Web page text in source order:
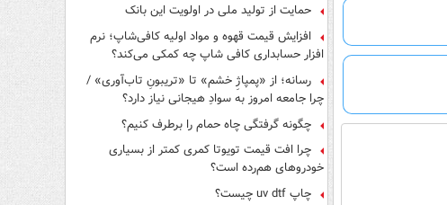
حمایت از تولید ملی در اولویت این بانک
افزایش قیمت قهوه و مواد اولیه کافی‌شاپ؛ نرم
افزار حسابداری کافی شاپ چه کمکی می‌کند؟
رسانه؛ از «پمپاژِ خشم» تا «تریبونِ تاب‌آوری» /
چرا جامعه امروز به سوادِ هیجانی نیاز دارد؟
چگونه گرفتگی چاه حمام را برطرف کنیم؟
چرا افت قیمت تویوتا کمری کمتر از بسیاری
خودروهای هم‌رده است؟
چاپ uv dtf چیست؟